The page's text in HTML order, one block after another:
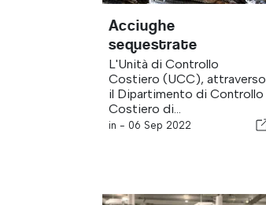
Acciughe
sequestrate
L'Unità di Controllo
Costiero (UCC), attraverso
il Dipartimento di Controllo
Costiero di...
in - 06 Sep 2022